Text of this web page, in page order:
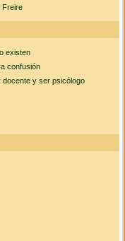
Freire
existen
confusión
docente y ser psicólogo